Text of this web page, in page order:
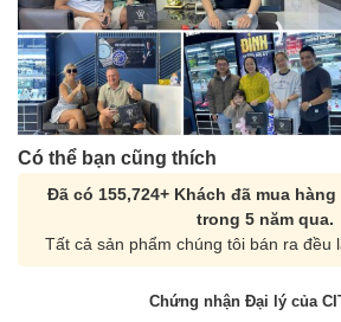
Có thể bạn cũng thích
Đã có 155,724+ Khách đã mua
trong 5 năm qua.
Tất cả sản phẩm chúng tôi bán ra đều
Chứng nhận Đại lý của